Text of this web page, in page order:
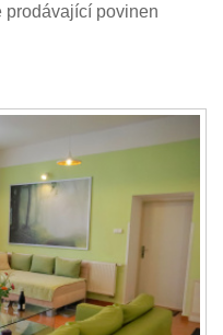
prodávající povinen